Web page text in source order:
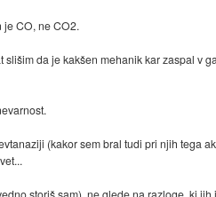
je CO, ne CO2.
da je kakšen mehanik kar zaspal v
(kakor sem bral tudi pri njih tega
storiš sam), ne glede na razloge, ki